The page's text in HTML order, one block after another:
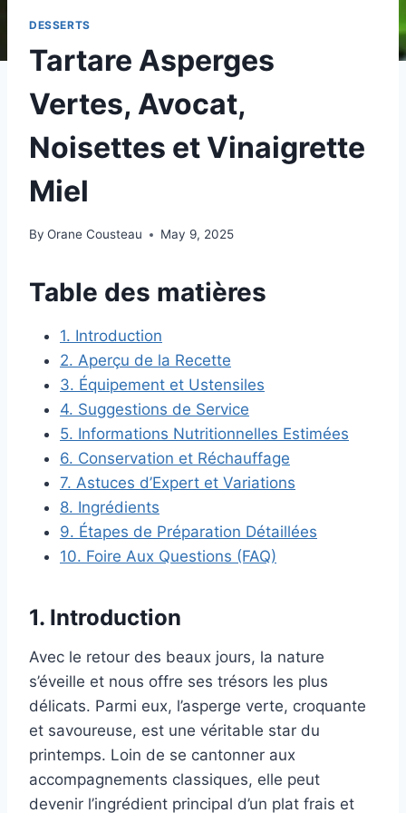
DESSERTS
Tartare Asperges
Vertes, Avocat,
Noisettes et Vinaigrette
Miel
By Orane Cousteau May 9, 2025
Table des matières
1. Introduction
2. Aperçu de la Recette
3. Équipement et Ustensiles
4. Suggestions de Service
5. Informations Nutritionnelles Estimées
6. Conservation et Réchauffage
7. Astuces d’Expert et Variations
8. Ingrédients
9. Étapes de Préparation Détaillées
10. Foire Aux Questions (FAQ)
1. Introduction
Avec le retour des beaux jours, la nature
s’éveille et nous offre ses trésors les plus
délicats. Parmi eux, l’asperge verte, croquante
et savoureuse, est une véritable star du
printemps. Loin de se cantonner aux
accompagnements classiques, elle peut
devenir l’ingrédient principal d’un plat frais et